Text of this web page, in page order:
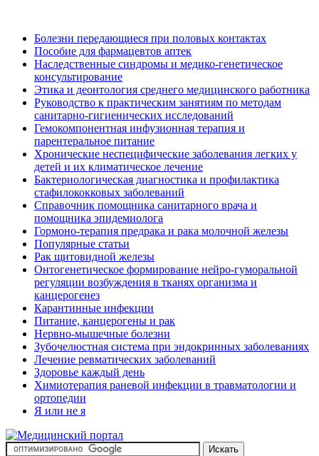
Болезни передающиеся при половых контактах
Пособие для фармацевтов аптек
Наследственные синдромы и медико-генетическое
консультирование
Этика и деонтология среднего медицинского работника
Руководство к практическим занятиям по методам
санитарно-гигиенических исследований
Гемокомпонентная инфузионная терапия и
парентеральное питание
Хронические неспецифические заболевания легких у
детей и их климатическое лечение
Бактериологическая диагностика и профилактика
стафилококковых заболеваний
Справочник помощника санитарного врача и
помощника эпидемиолога
Гормоно-терапия предрака и рака молочной железы
Популярные статьи
Рак щитовидной железы
Онтогенетическое формирование нейро-гуморальной
регуляции возбуждения в тканях организма и
канцерогенез
Карантинные инфекции
Питание, канцерогены и рак
Нервно-мышечные болезни
Зубочелюстная система при эндокринных заболеваниях
Лечение ревматических заболеваний
Здоровье каждый день
Химиотерапия раневой инфекции в травматологии и
ортопедии
Я или не я